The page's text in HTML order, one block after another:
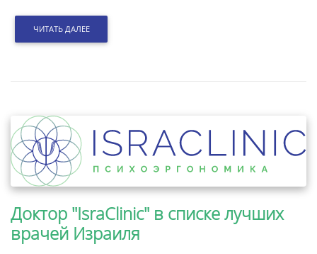
ЧИТАТЬ ДАЛЕЕ
Доктор "IsraClinic" в списке лучших
врачей Израиля